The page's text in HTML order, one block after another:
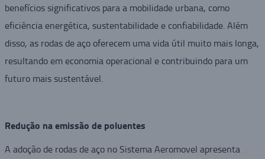
benefícios significativos para a mobilidade urbana, como
eficiência energética, sustentabilidade e confiabilidade. Além
disso, as rodas de aço oferecem uma vida útil muito mais longa,
resultando em economia operacional e contribuindo para um
futuro mais sustentável.
Redução na emissão de poluentes
A adoção de rodas de aço no Sistema Aeromovel apresenta